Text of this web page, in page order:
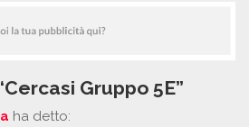
Gruppo 5E”
ha detto: